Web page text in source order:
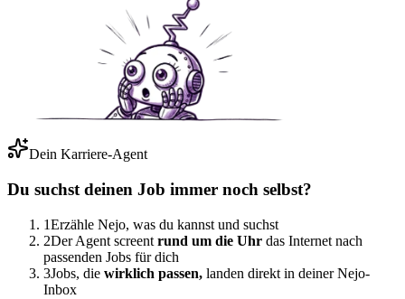
Dein Karriere-Agent
Du suchst deinen Job immer noch selbst?
1Erzähle Nejo, was du kannst und suchst
2Der Agent screent rund um die Uhr das Internet nach
passenden Jobs für dich
3Jobs, die wirklich passen, landen direkt in deiner Nejo-
Inbox